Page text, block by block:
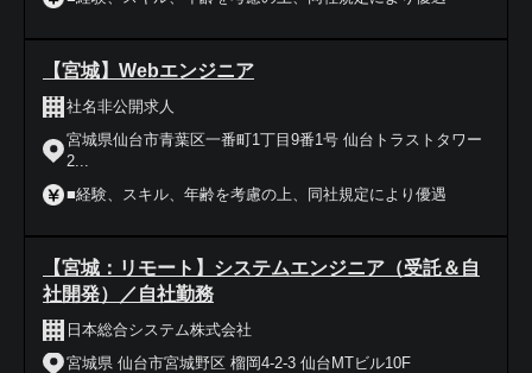
【宮城】Webエンジニア
社名非公開求人
宮城県仙台市青葉区一番町1丁目9番1号 仙台トラストタワー
2...
■経験、スキル、年齢を考慮の上、同社規定により優遇
【宮城：リモート】システムエンジニア（受託＆自
社開発）／自社勤務
日本総合システム株式会社
宮城県 仙台市宮城野区 榴岡4-2-3 仙台MTビル10F